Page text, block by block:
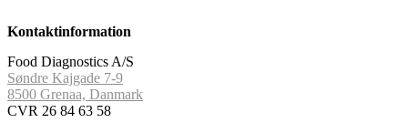
Kontaktinformation
Food Diagnostics A/S
Søndre Kajgade 7-9
8500 Grenaa, Danmark
CVR 26 84 63 58